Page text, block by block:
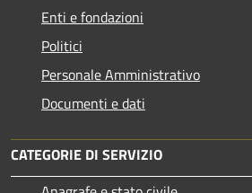
Enti e fondazioni
Politici
Personale Amministrativo
Documenti e dati
CATEGORIE DI SERVIZIO